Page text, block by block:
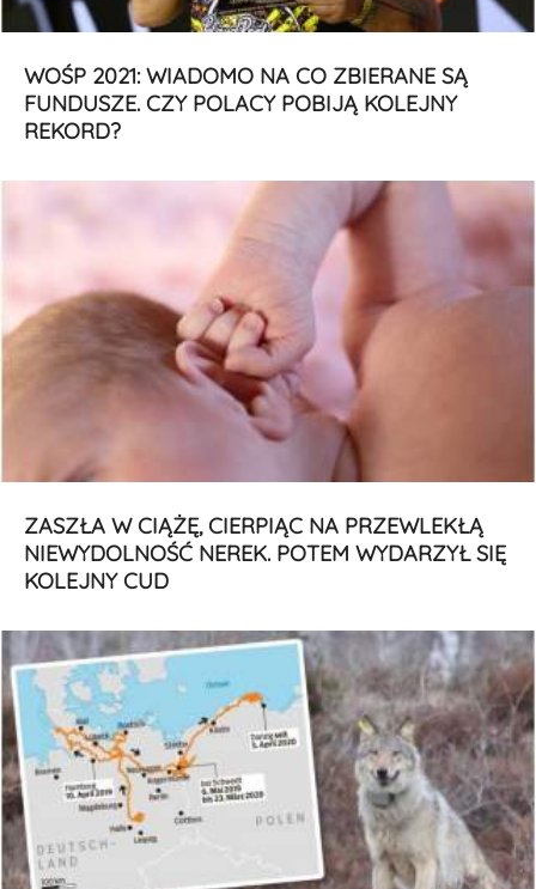
WOŚP 2021: WIADOMO NA CO ZBIERANE SĄ
FUNDUSZE. CZY POLACY POBIJĄ KOLEJNY
REKORD?
ZASZŁA W CIĄŻĘ, CIERPIĄC NA PRZEWLEKŁĄ
NIEWYDOLNOŚĆ NEREK. POTEM WYDARZYŁ SIĘ
KOLEJNY CUD